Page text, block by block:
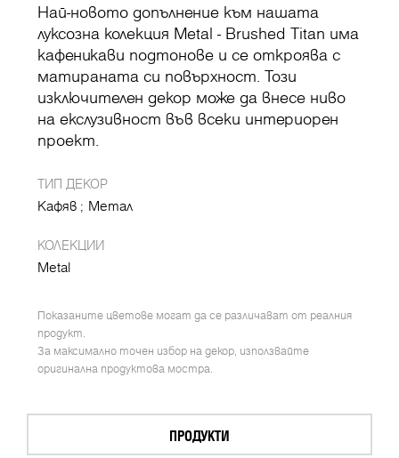
Най-новото допълнение към нашата
луксозна колекция Metal - Brushed Titan има
кафеникави подтонове и се откроява с
матираната си повърхност. Този
изключителен декор може да внесе ниво
на екслузивност във всеки интериорен
проект.
ТИП ДЕКОР
Кафяв Метал
КОЛЕКЦИИ
Metal
Показаните цветове могат да се различават от реалния
продукт.
За максимално точен избор на декор, използвайте
оригинална продуктова мостра.
ПРОДУКТИ